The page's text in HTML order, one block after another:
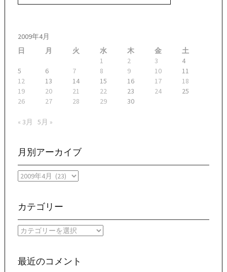
2009年4月
日
月 火 水 木 金
土
1
2 3
4
5
6 7 8 9 10
11
12
13 14 15 16 17
18
19
20 21 22 23 24
25
26
27 28 29 30
« 3月 5月 »
月別アーカイブ
月
ー
イ
ブ
カテゴリー
カ
リ
最近のコメント